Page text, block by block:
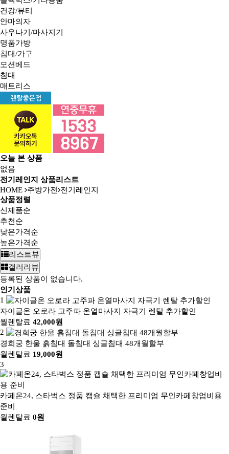
건강/뷰티
안마의자
사우나기/마사지기
명품가방
침대/가구
모션베드
침대
매트리스
오늘 본 상품
없음
전기레인지 상품리스트
HOME
주방가전 전기레인지
상품정렬
신제품순
추천순
낮은가격순
높은가격순
리스트뷰
갤러리뷰
등록된 상품이 없습니다.
인기상품
1
자이글온 오로라 고주파 온열마사지 자극기 렌탈 추가할인
월렌탈료 42,000원
2
경희궁 한울 흙침대 돌침대 싱글침대 48개월할부
월렌탈료 19,000원
3
카페온24, 스타벅스 정품 캡슐 채택한 프리미엄 무인카페창업비용
준비
월렌탈료 0원